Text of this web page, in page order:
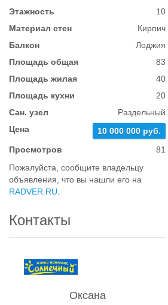
Этажность
10
Материал стен
Кирпич
Балкон
Лоджия
Площадь общая
83
Площадь жилая
40
Площадь кухни
20
Сан. узел
Раздельный
Цена
10 000 000 руб.
Просмотров
81
Пожалуйста, сообщите владельцу
объявления, что вы нашли его на
RADVER.RU
Контакты
Оксана